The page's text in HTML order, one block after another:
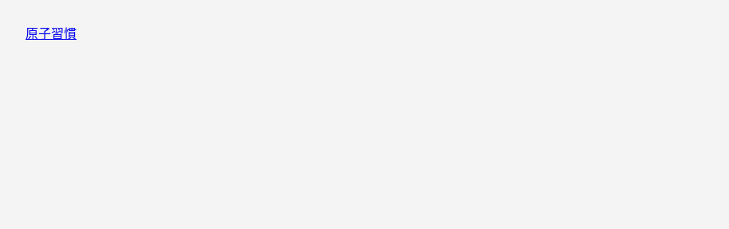
原子習慣